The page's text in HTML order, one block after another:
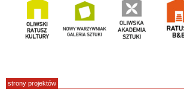
strony projektów